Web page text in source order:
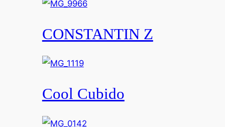
CONSTANTIN Z
Cool Cubido